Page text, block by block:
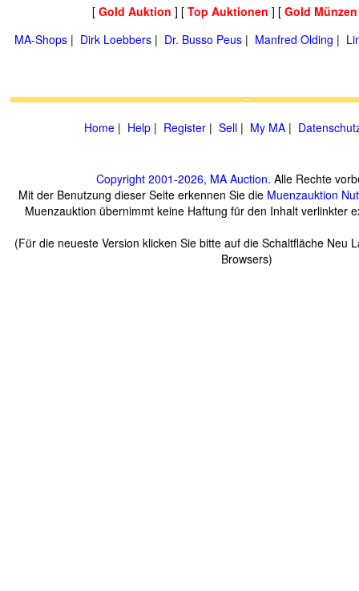
[ Gold Auktion ] [ Top Auktionen ] [ Gold
MA-Shops | Dirk Loebbers | Dr. Busso Peus | Manfred Olding |
Home | Help | Register | Sell | My MA |
Copyright 2001-2026, MA Auction. Alle Rechte
Mit der Benutzung dieser Seite erkennen Sie die Muenzauktion
Muenzauktion übernimmt keine Haftung für den Inhalt verlinkter
(Für die neueste Version klicken Sie bitte auf die Schaltfläche Neu
Browsers)